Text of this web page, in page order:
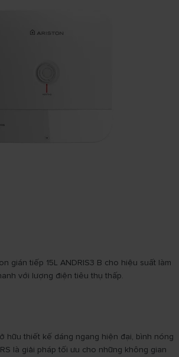
gián tiếp 15L ANDRIS3 B cho hiệu suất làm
với lượng điện tiêu thụ thấp.
hữu thiết kế dáng ngang hiện đại, bình nóng
là giải pháp tối ưu cho những không gian